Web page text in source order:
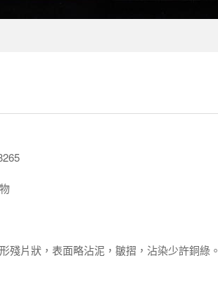
殘片狀，表面略沾泥，皺摺，沾染少許銅綠。